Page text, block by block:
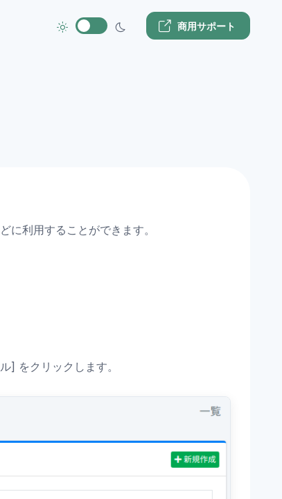
商用サポート
利用することができます。
] をクリックします。